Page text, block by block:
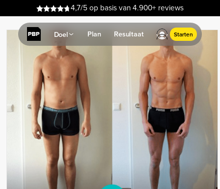
4,7/5 op basis van 4.900+ reviews
Doel Plan Resultaat Starten